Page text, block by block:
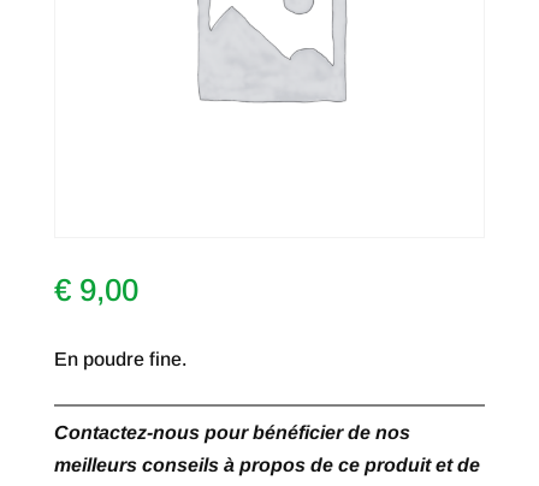
€9,00
En poudre fine.
Contactez-nous pour bénéficier de nos
meilleurs conseils à propos de ce produit et de